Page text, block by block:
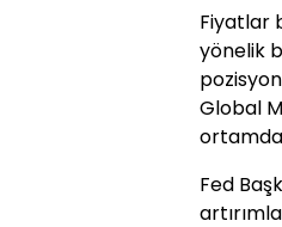
Fiyatlar
yönelik
Global
ortamda
Fed